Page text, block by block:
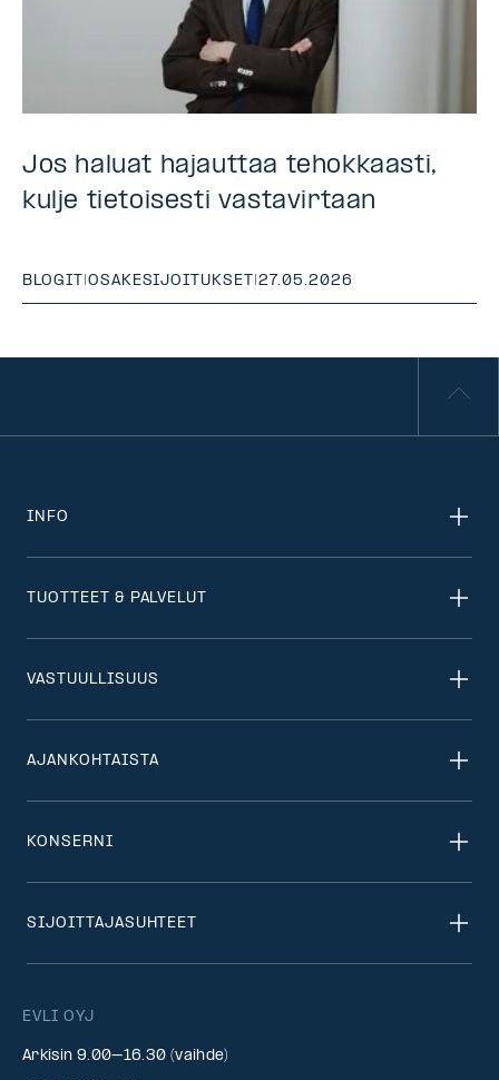
Jos haluat hajauttaa tehokkaasti,
kulje tietoisesti vastavirtaan
BLOGIT |OSAKESIJOITUKSET |27.05.2026
EVLI OYJ
Arkisin 9.00–16.30 (vaihde)
INFO
TUOTTEET & PALVELUT
VASTUULLISUUS
AJANKOHTAISTA
KONSERNI
SIJOITTAJASUHTEET